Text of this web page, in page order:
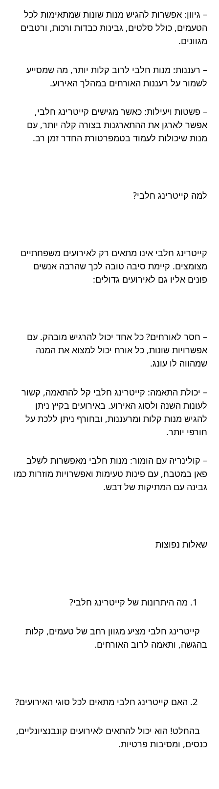
– גיוון: אפשרות להגיש מנות שונות שמתאימות לכל
הטעמים, כולל סלטים, גבינות כבדות ורכות, ורטבים
מגוונים.
– רעננות: מנות חלבי לרוב קלות יותר, מה שמסייע
לשמור על רעננות האורחים במהלך האירוע.
– פשטות ויעילות: כאשר מגישים קייטרינג חלבי,
אפשר לארגן את ההתארגנות בצורה קלה יותר, עם
מנות שיכולות לעמוד בטמפרטורת החדר זמן רב.
למה קייטרינג חלבי?
קייטרינג חלבי אינו מתאים רק לאירועים משפחתיים
מצומצים. קיימת סיבה טובה לכך שהרבה אנשים
פונים אליו גם לאירועים גדולים:
– חסר לאורחים? כל אחד יכול להרגיש מובהק. עם
אפשרויות שונות, כל אורח יכול למצוא את המנה
שמהווה לו עונג.
– יכולת התאמה: קייטרינג חלבי קל להתאמה, קשור
לעונות השנה ולסוג האירוע. באירועים בקיץ ניתן
להגיש מנות קלות ומרעננות, ובחורף ניתן ללכת על
חורפי יותר.
– קולינריה עם הומור: מנות חלבי מאפשרות לשלב
פאן במטבח, עם פינות טעימות ואפשרויות מוזרות כמו
גבינה עם המתיקות של דבש.
שאלות נפוצות
מה היתרונות של קייטרינג חלבי?
קייטרינג חלבי מציע מגוון רחב של טעמים, קלות
בהגשה, ותאמה לרוב האורחים.
האם קייטרינג חלבי מתאים לכל סוגי האירועים?
בהחלט! הוא יכול להתאים לאירועים קונבנציונליים,
כנסים, ומסיבות פרטיות.